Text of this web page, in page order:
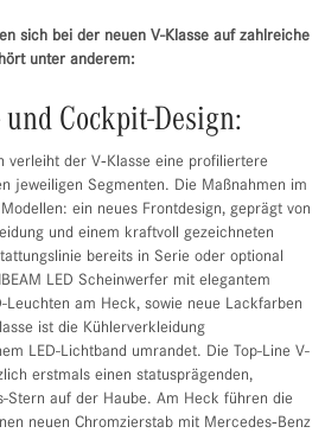
sich bei der neuen V-Klasse auf zahlreiche
unter anderem:
Cockpit-Design:
verleiht der V‑Klasse eine profiliertere
jeweiligen Segmenten. Die Maßnahmen im
ein neues Frontdesign, geprägt von
und einem kraftvoll gezeichneten
bereits in Serie oder optional
LED Scheinwerfer mit elegantem
Leuchten am Heck, sowie neue Lackfarben
ist die Kühlerverkleidung
LED-Lichtband umrandet. Die Top-Line V-
erstmals einen statusprägenden,
Stern auf der Haube. Am Heck führen die
neuen Chromzierstab mit Mercedes‑Benz